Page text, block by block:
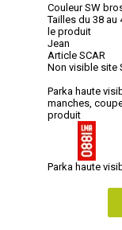
Couleur SW
Tailles du 38 au
le produit
Jean
Article SCAR
Non visible site
Parka haute
manches,
produit
Parka haute